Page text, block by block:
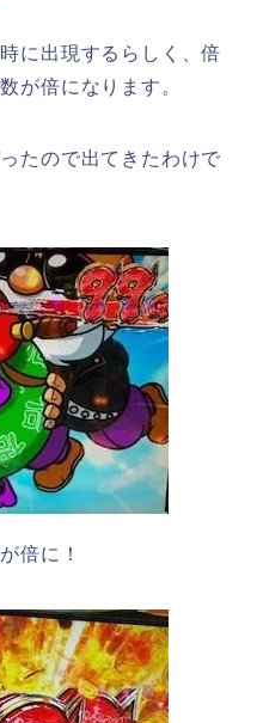
に出現するらしく、倍
が倍になります。
たので出てきたわけで
倍に！